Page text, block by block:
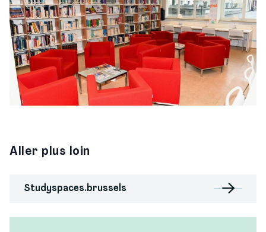
Aller plus loin
Studyspaces.brussels